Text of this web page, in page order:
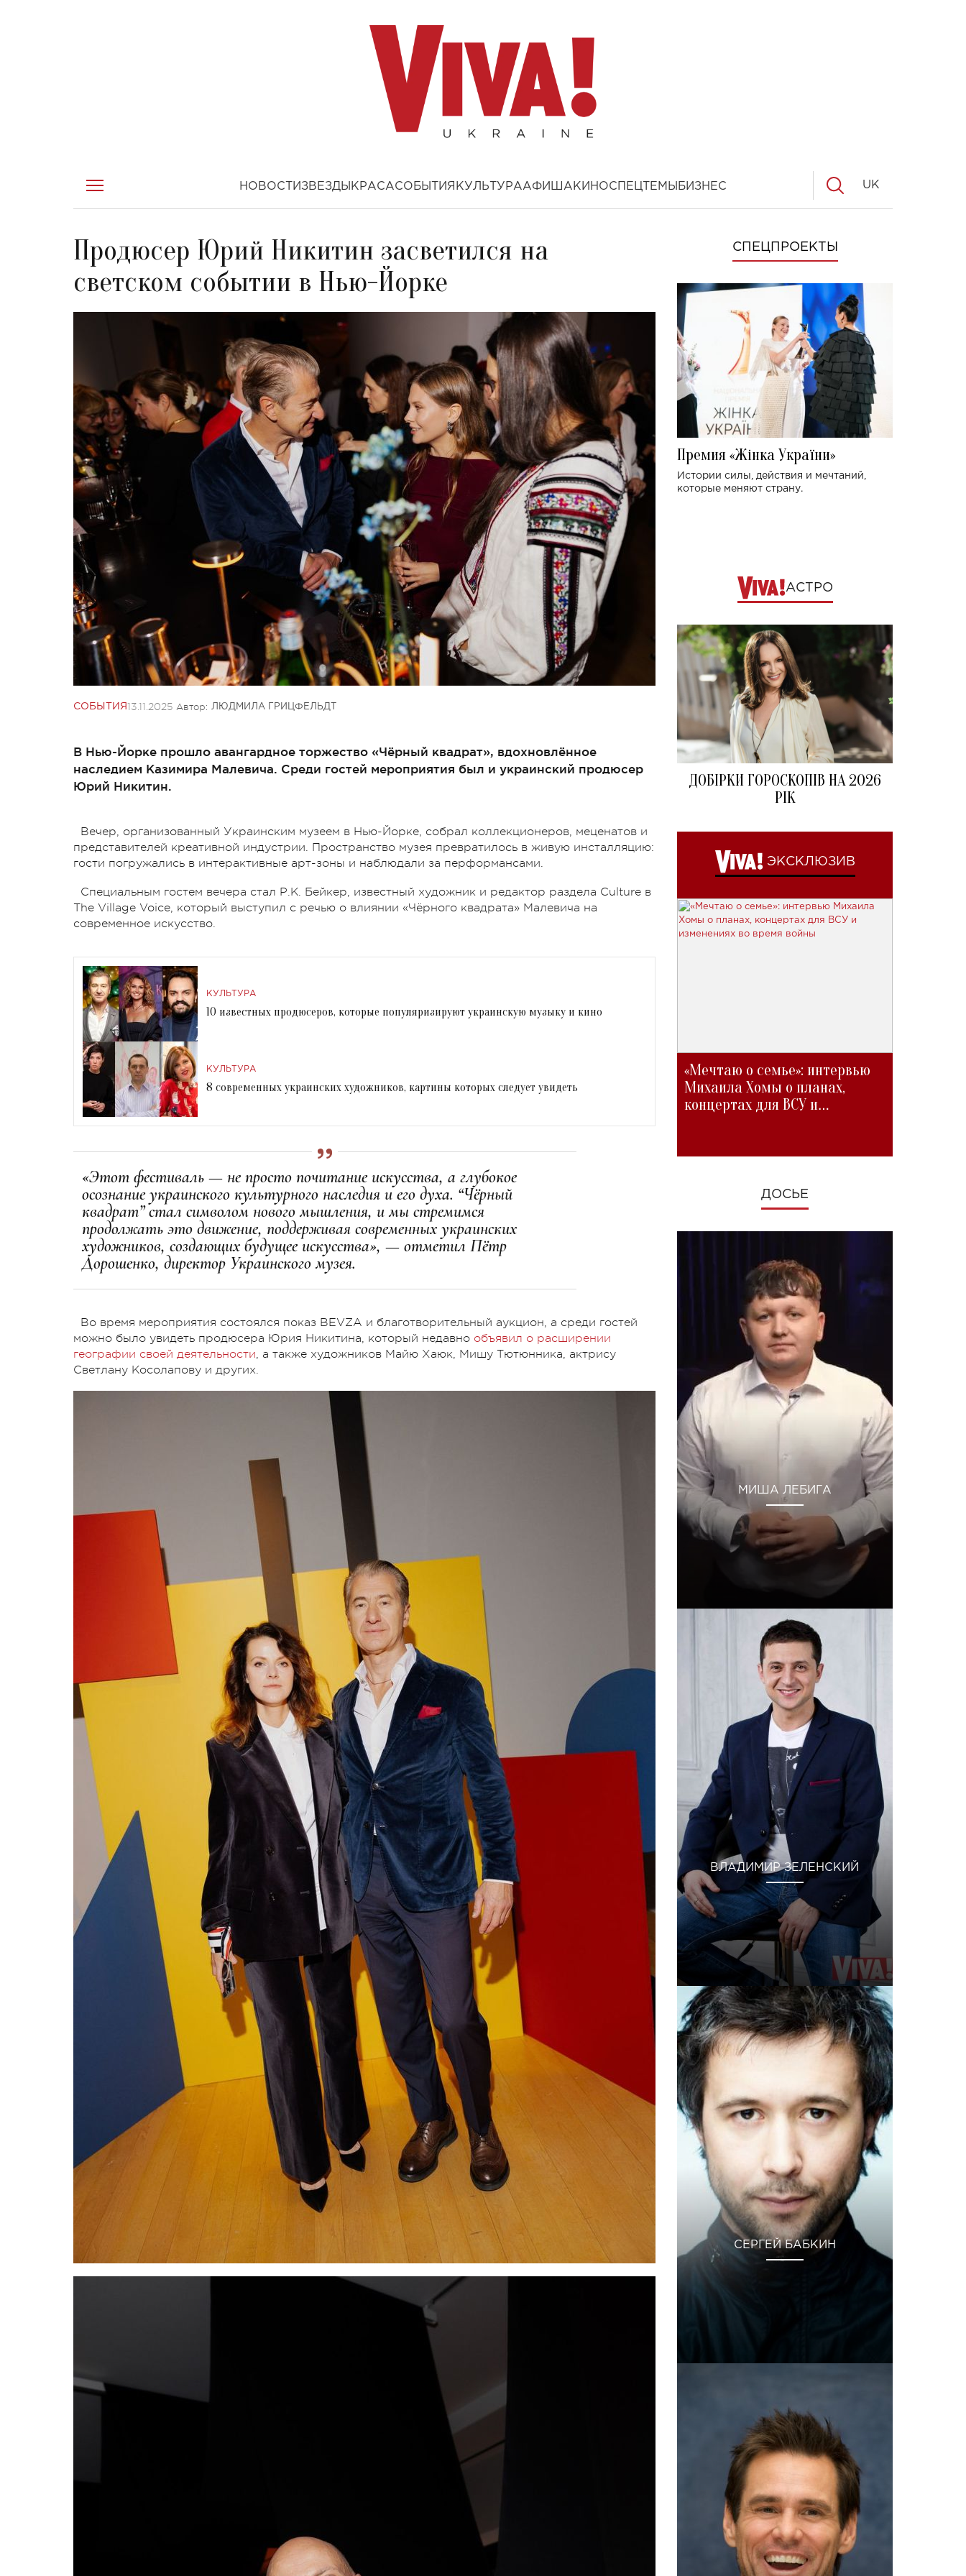
НОВОСТИ ЗВЕЗДЫ КРАСАСОБЫТИЯ КУЛЬТУРААФИША КИНОСПЕЦТЕМЫ БИЗНЕС UK
Продюсер Юрий Никитин засветился на
светском событии в Нью-Йорке
СОБЫТИЯ 13.11.2025 Автор: ЛЮДМИЛА ГРИЦФЕЛЬДТ
В Нью-Йорке прошло авангардное торжество «Чёрный квадрат», вдохновлённое
наследием Казимира Малевича. Среди гостей мероприятия был и украинский продюсер
Юрий Никитин.
Вечер, организованный Украинским музеем в Нью-Йорке, собрал коллекционеров, меценатов и
представителей креативной индустрии. Пространство музея превратилось в живую инсталляцию:
гости погружались в интерактивные арт-зоны и наблюдали за перформансами.
Специальным гостем вечера стал Р.К. Бейкер, известный художник и редактор раздела Culture в
The Village Voice, который выступил с речью о влиянии «Чёрного квадрата» Малевича на
современное искусство.
КУЛЬТУРА
10 известных продюсеров, которые популяризируют украинскую музыку и кино
КУЛЬТУРА
8 современных украинских художников, картины которых следует увидеть
«Этот фестиваль — не просто почитание искусства, а глубокое
осознание украинского культурного наследия и его духа. “Чёрный
квадрат” стал символом нового мышления, и мы стремимся
продолжать это движение, поддерживая современных украинских
художников, создающих будущее искусства», — отметил Пётр
Дорошенко, директор Украинского музея.
Во время мероприятия состоялся показ BEVZA и благотворительный аукцион, а среди гостей
можно было увидеть продюсера Юрия Никитина, который недавно объявил о расширении
географии своей деятельности, а также художников Майю Хаюк, Мишу Тютюнника, актрису
Светлану Косолапову и других.
СПЕЦПРОЕКТЫ
Премия «Жінка України»
Истории силы, действия и мечтаний,
которые меняют страну.
АСТРО
ДОБІРКИ ГОРОСКОПІВ НА 2026
РІК
ЭКСКЛЮЗИВ
«Мечтаю о семье»: интервью
Михаила Хомы о планах,
концертах для ВСУ и
ДОСЬЕ
МИША ЛЕБИГА
ВЛАДИМИР ЗЕЛЕНСКИЙ
СЕРГЕЙ БАБКИН